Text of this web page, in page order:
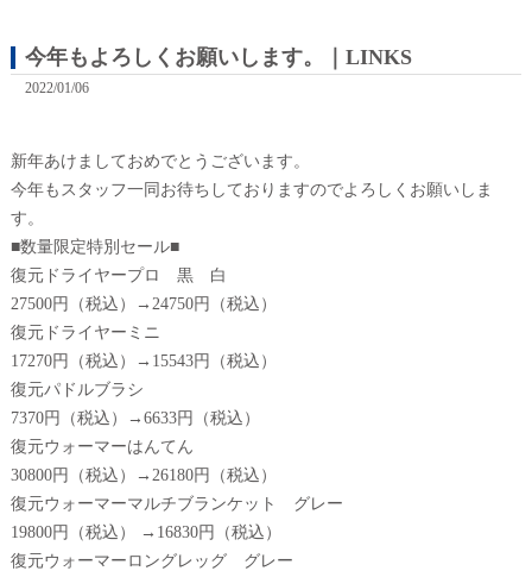
今年もよろしくお願いします。｜LINKS
2022/01/06
新年あけましておめでとうございます。
今年もスタッフ一同お待ちしておりますのでよろしくお願いしま
す。
■数量限定特別セール■
復元ドライヤープロ 黒 白
27500円（税込）→24750円（税込）
復元ドライヤーミニ
17270円（税込）→15543円（税込）
復元パドルブラシ
7370円（税込）→6633円（税込）
復元ウォーマーはんてん
30800円（税込）→26180円（税込）
復元ウォーマーマルチブランケット グレー
19800円（税込） →16830円（税込）
復元ウォーマーロングレッグ グレー